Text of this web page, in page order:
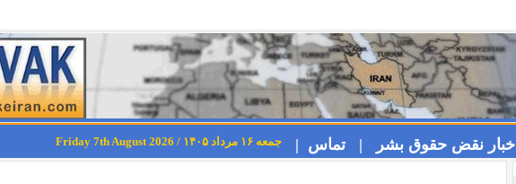
اخبار نقض حقوق بشر | تماس | جمعه ۱۶ مرداد ۱۴۰۵ / Friday 7th August 2026